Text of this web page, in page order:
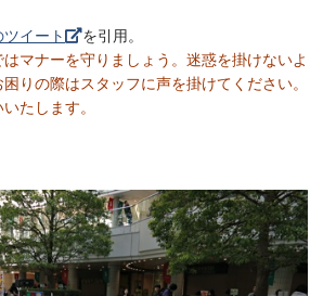
イート
を引用。
はマナーを守りましょう。迷惑を掛けないよ
りの際はスタッフに声を掛けてください。
たします。